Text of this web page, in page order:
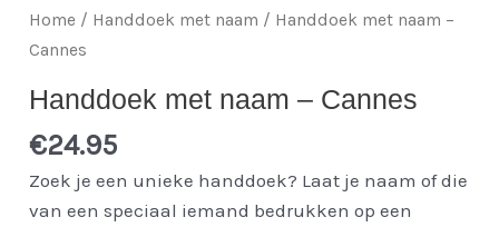
Home / Handdoek met naam / Handdoek met naam –
Cannes
Handdoek met naam – Cannes
€24.95
Zoek je een unieke handdoek? Laat je naam of die
van een speciaal iemand bedrukken op een